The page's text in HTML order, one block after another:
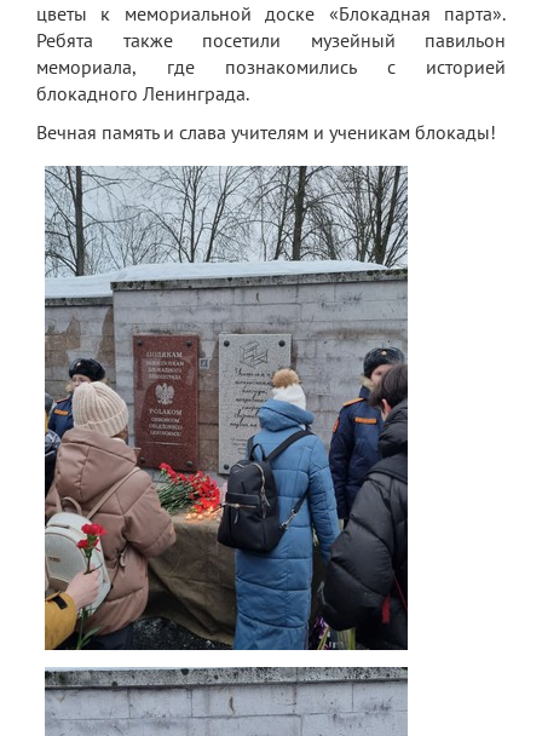
Финансово-хозяйственная деятельность
обучающихся
Стипендия и меры поддержки
Международное сотрудничество
Организация питания в лицее
О лицее
Визитная карточка
Учительская
Контакты и местонахождение
Экскурсии по лицею
Материально-техническая база
Платные образовательные услуги
История лицея
Документы
Антимонопольный комплаенс
цветы к мемориальной доске «Блокадная парта».
Ребята также посетили музейный павильон
мемориала, где познакомились с историей
блокадного Ленинграда.
Вечная память и слава учителям и ученикам блокады!